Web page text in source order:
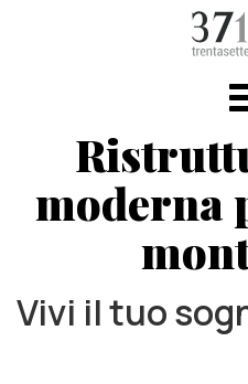
moderna
Vivi il tuo